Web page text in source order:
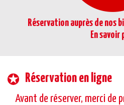
Réservation auprès de nos
En savoir
Réservation en ligne
Avant de réserver, merci de